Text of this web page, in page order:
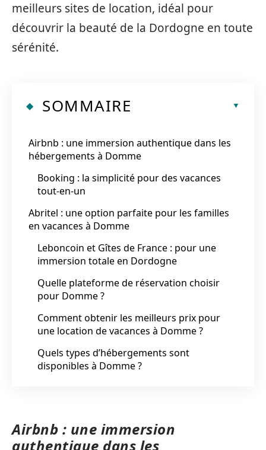
meilleurs sites de location, idéal pour
découvrir la beauté de la Dordogne en toute
sérénité.
SOMMAIRE
Airbnb : une immersion authentique dans les
hébergements à Domme
Booking : la simplicité pour des vacances
tout-en-un
Abritel : une option parfaite pour les familles
en vacances à Domme
Leboncoin et Gîtes de France : pour une
immersion totale en Dordogne
Quelle plateforme de réservation choisir
pour Domme ?
Comment obtenir les meilleurs prix pour
une location de vacances à Domme ?
Quels types d’hébergements sont
disponibles à Domme ?
Airbnb : une immersion
authentique dans les